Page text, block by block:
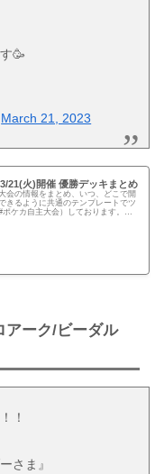
🥳
March 21, 2023
21(火)開催 優勝デッキまとめ
会の情報をまとめ、いつ、どこで開
きるように共通のテンプレートでツ
ケカ自主大会）しております。下
アーク/ビーダル
！
さま』